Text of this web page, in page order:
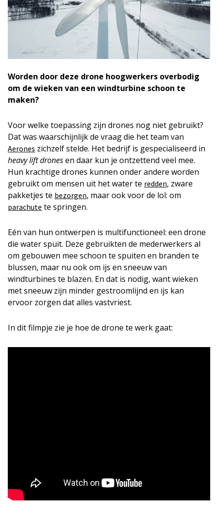
Worden door deze drone hoogwerkers overbodig
om de wieken van een windturbine schoon te
maken?
Voor welke toepassing zijn drones nog niet gebruikt?
Dat was waarschijnlijk de vraag die het team van
Aerones zichzelf stelde. Het bedrijf is gespecialiseerd in
heavy liftdronesen daar kun je ontzettend veel mee.
Hun krachtige drones kunnen onder andere worden
gebruikt om mensen uit het water te redden, zware
pakketjes te bezorgen, maar ook voor de lol: om
parachute te springen.
Eén van hun ontwerpen is multifunctioneel: een drone
die water spuit. Deze gebruikten de mederwerkers al
om gebouwen mee schoon te spuiten en branden te
blussen, maar nu ook om ijs en sneeuw van
windturbines te blazen. En dat is nodig, want wieken
met sneeuw zijn minder gestroomlijnd en ijs kan
ervoor zorgen dat alles vastvriest.
In dit filmpje zie je hoe de drone te werk gaat: